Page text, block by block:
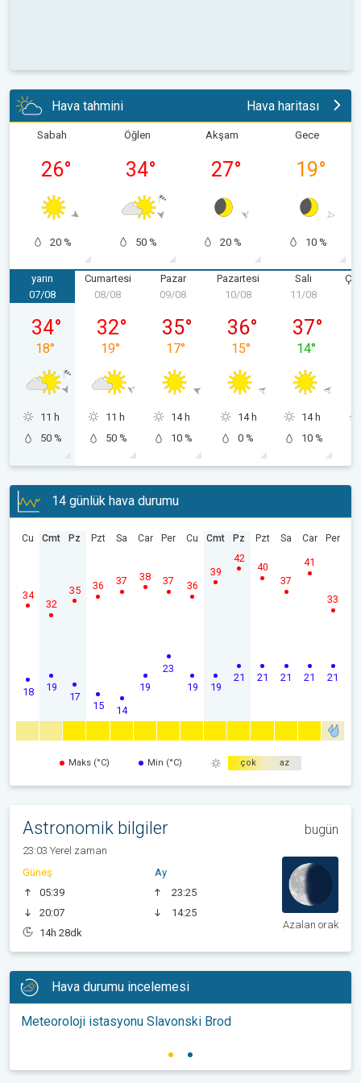
Hava tahmini Hava haritası
Sabah
26°
20 %
Öğlen
34°
50 %
Akşam
27°
20 %
Gece
19°
10 %
yarın
07/08 Cuma
07/08
34°
18°
11 h
50 %
Cumartesi
08/08 Cumartesi
08/08
32°
19°
11 h
50 %
Pazar
09/08
35°
17°
14 h
10 %
Pazartesi
10/08 Pazartesi
10/08
36°
15°
14 h
0 %
Salı
11/08
37°
14°
14 h
10 %
14 günlük hava durumu
Cu
18
34
Cmt
19
32
Pz
17
35
Pzt
15
36
Sa
14
37
Car
19
38
Per
23
37
Cu
19
36
Cmt
19
39
Pz
21
42
Pzt
21
40
Sa
21
37
Car
21
41
Per
21
33
Maks (°C) Min (°C) çok az
Astronomik bilgiler bugün
23:03 Yerel zaman
Güneş
05:39
20:07
14h 28dk
Ay
23:25
14:25
Azalan orak
Hava durumu incelemesi
Meteoroloji istasyonu Slavonski Brod